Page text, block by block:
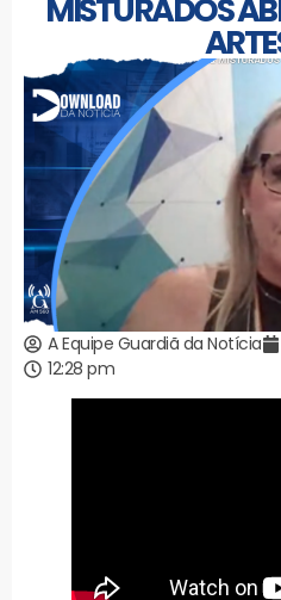
MISTURADOS
A Equipe Guardiã da Notícia
12:28 pm